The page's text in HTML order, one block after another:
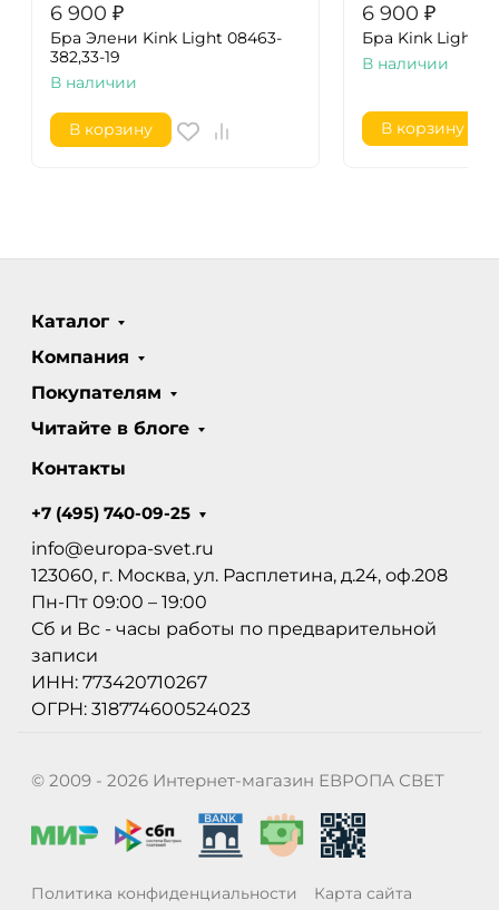
6 900 ₽
Бра Элени Kink Light 08463-
382,33-19
В наличии
В корзину
6 900 ₽
Бра Kink Light
В наличии
В корзину
Каталог
Компания
Покупателям
Читайте в блоге
Контакты
+7 (495) 740-09-25
info@europa-svet.ru
123060, г. Москва, ул. Расплетина, д.24, оф.208
Пн-Пт 09:00 – 19:00
Сб и Вс - часы работы по предварительной
записи
ИНН: 773420710267
ОГРН: 318774600524023
© 2009 - 2026 Интернет-магазин ЕВРОПА СВЕТ
Политика конфиденциальности Карта сайта